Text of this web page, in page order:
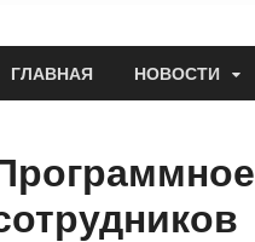
ГЛАВНАЯ НОВОСТИ